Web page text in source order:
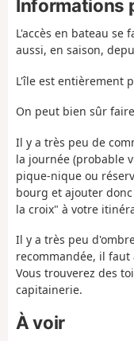
Informations
L'accès en bateau
aussi, en saison,
L'île est entièrement
On peut bien sûr
Il y a très peu de
la journée (probable
pique-nique ou
bourg et ajouter
la croix" à votre
Il y a très peu
recommandée, il
Vous trouverez des
capitainerie.
À voir